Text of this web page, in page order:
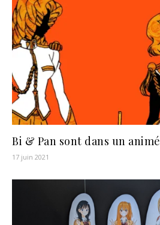
Bi & Pan sont dans un animé
17 juin 2021